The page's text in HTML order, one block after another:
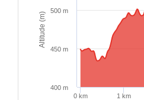
Altitude (m)
0 km 1 km
400 m
450 m
500 m